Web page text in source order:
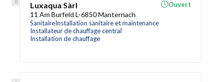
Luxaqua Sàrl
11 Am Burfeld L-6850 Manternach
SanitaireInstallation sanitaire et maintenance
Installateur de chauffage central
Installation de chauffage
Ouvert